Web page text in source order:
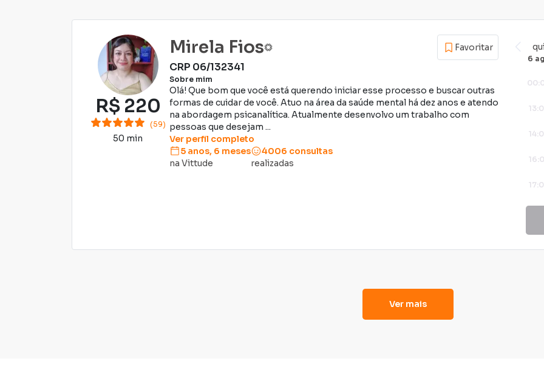
R$ 220
(59)
50 min
Mirela Fios Favoritar
CRP 06/132341
Sobre mim
Olá! Que bom que você está querendo iniciar esse processo e buscar outras
formas de cuidar de você. Atuo na área da saúde mental há dez anos e atendo
na abordagem psicanalítica. Atualmente desenvolvo um trabalho com
pessoas que desejam ...
Ver perfil completo
5 anos, 6 meses
na Vittude
4006 consultas
realizadas
6
Ver mais